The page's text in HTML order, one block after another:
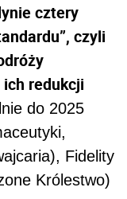
cztery
czyli
redukcji
do 2025
Fidelity
Królestwo)